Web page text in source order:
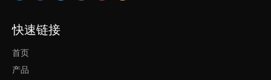
快速链接
首页
产品